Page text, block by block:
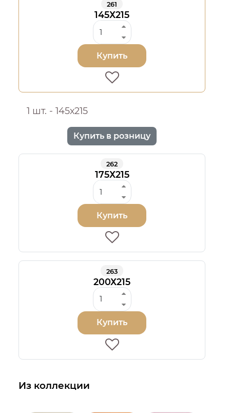
261
145Х215
Купить
1 шт. - 145х215
Купить в розницу
262
175Х215
Купить
263
200Х215
Купить
Из коллекции